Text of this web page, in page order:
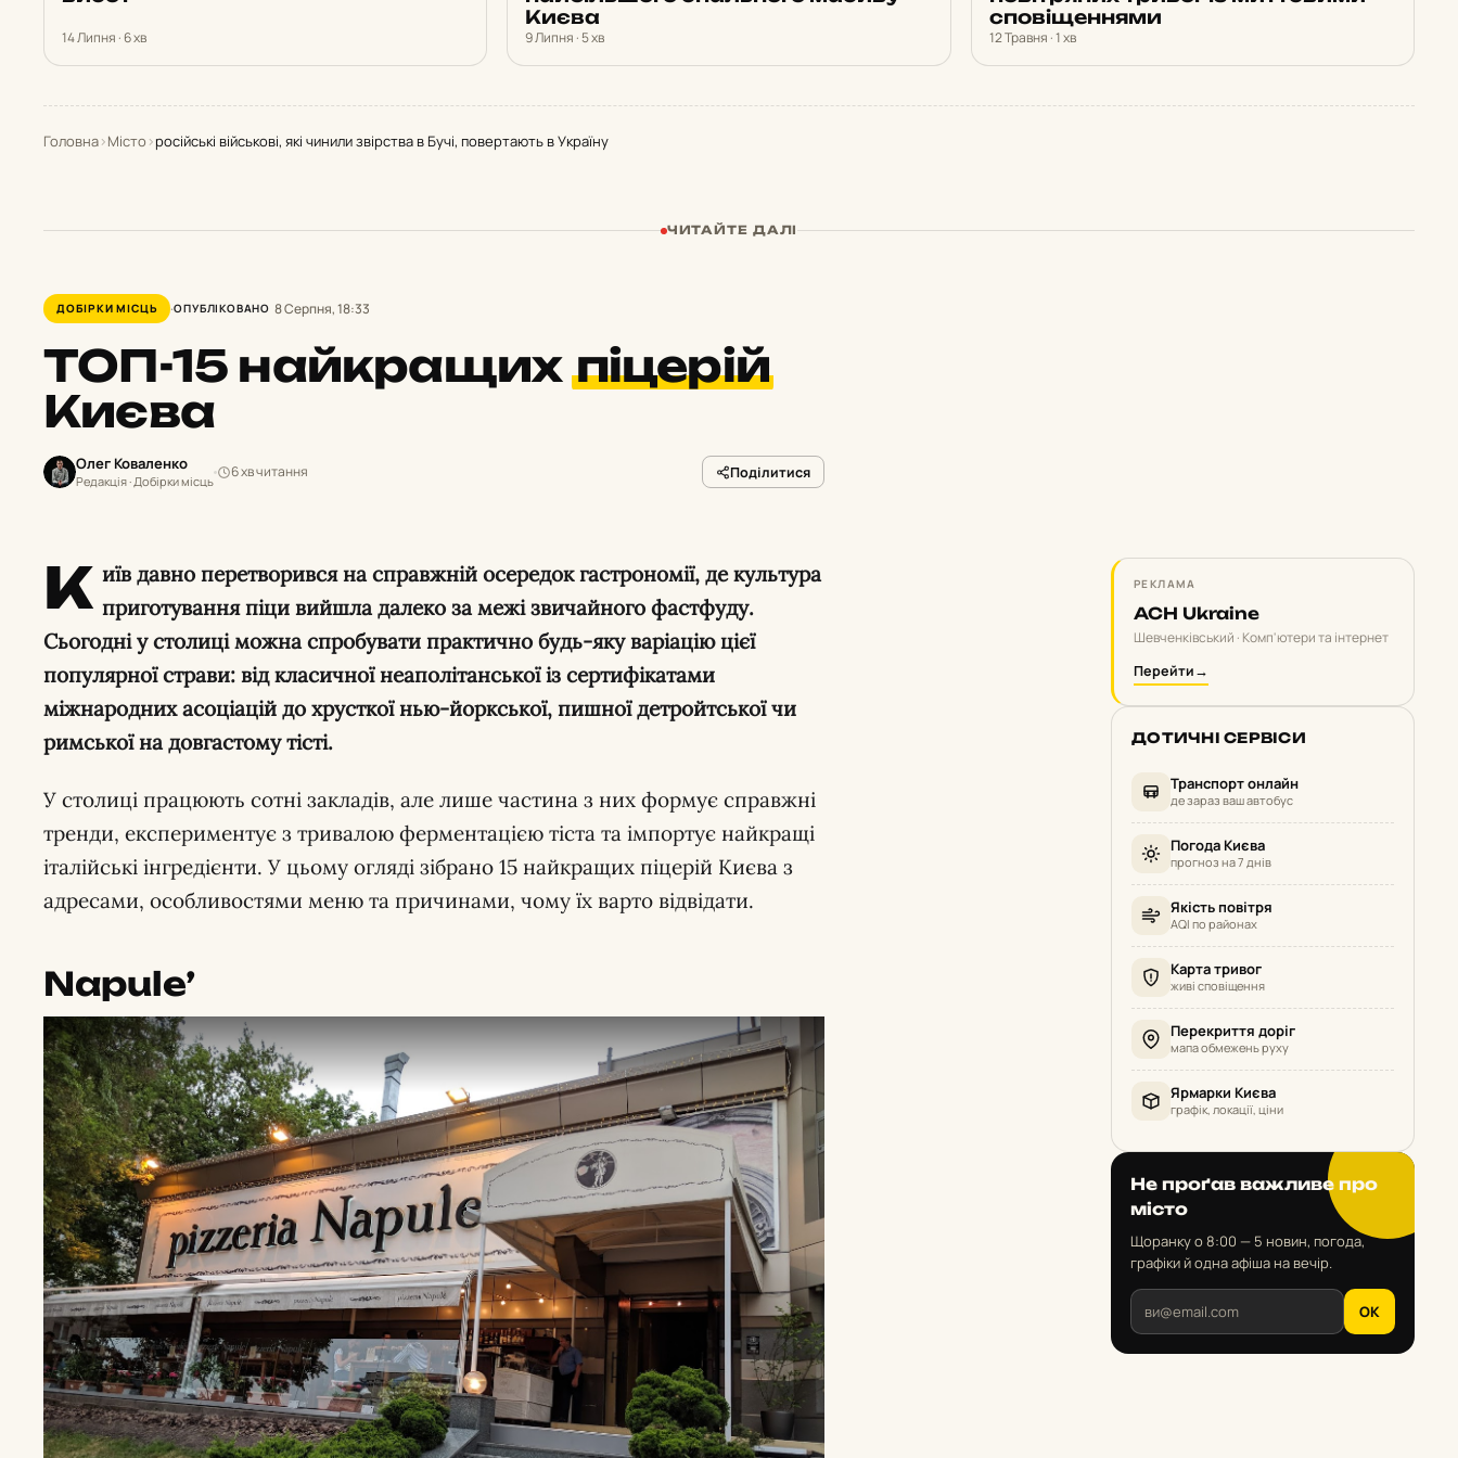
14 Липня · 6 хв
Києва
9 Липня · 5 хв
сповіщеннями
12 Травня · 1 хв
Головна›Місто ›російські військові, які чинили звірства в Бучі, повертають в Україну
ЧИТАЙТЕ ДАЛІ
ДОБІРКИ МІСЦЬ ОПУБЛІКОВАНО 8 Серпня, 18:33
ТОП-15 найкращихпіцерій
Києва
Олег Коваленко
Редакція · Добірки місць
6 хв читання Поділитися
К иїв давно перетворився на справжній осередок гастрономії, де культура
приготування піци вийшла далеко за межі звичайного фастфуду.
Сьогодні у столиці можна спробувати практично будь-яку варіацію цієї
популярної страви: від класичної неаполітанської із сертифікатами
міжнародних асоціацій до хрусткої нью-йоркської, пишної детройтської чи
римської на довгастому тісті.
У столиці працюють сотні закладів, але лише частина з них формує справжні
тренди, експериментує з тривалою ферментацією тіста та імпортує найкращі
італійські інгредієнти. У цьому огляді зібрано 15 найкращих піцерій Києва з
адресами, особливостями меню та причинами, чому їх варто відвідати.
Napule’
РЕКЛАМА
ACH Ukraine
Шевченківський · Комп'ютери та інтернет
Перейти→
ДОТИЧНІ СЕРВІСИ
Транспорт онлайн
де зараз ваш автобус
Погода Києва
прогноз на 7 днів
Якість повітря
AQI по районах
Карта тривог
живі сповіщення
Перекриття доріг
мапа обмежень руху
Ярмарки Києва
графік, локації, ціни
Не проґав важливе про
місто
Щоранку о 8:00 — 5 новин, погода,
графіки й одна афіша на вечір.
OK